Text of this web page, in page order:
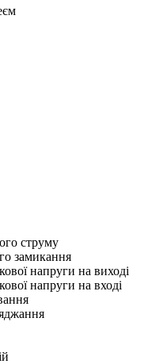
струму
замикання
напруги на виході
напруги на вході